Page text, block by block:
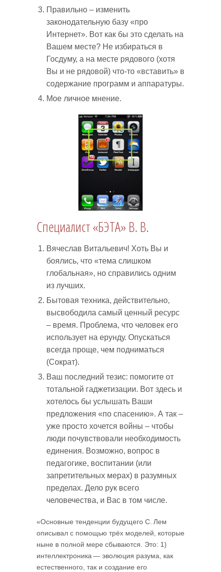
Правильно – изменить
законодательную базу «про
Интернет». Вот как бы это сделать на
Вашем месте? Не избираться в
Госдуму, а на месте рядового (хотя
Вы и не рядовой) что-то «вставить» в
содержание программ и аппаратуры.
Мое личное мнение.
Специалист «БЭТА» В. В.
Вячеслав Витальевич! Хоть Вы и
боялись, что «тема слишком
глобальная», но справились одним
из лучших.
Бытовая техника, действительно,
высвободила самый ценный ресурс
– время. Проблема, что человек его
использует на ерунду. Опускаться
всегда проще, чем подниматься
(Сократ).
Ваш последний тезис: помогите от
тотальной гаджетизации. Вот здесь и
хотелось бы услышать Ваши
предложения «по спасению». А так –
уже просто хочется войны – чтобы
люди почувствовали необходимость
единения. Возможно, вопрос в
педагогике, воспитании (или
запретительных мерах) в разумных
пределах. Дело рук всего
человечества, и Вас в том числе.
«Основные тенденции будущего С. Лем
описывал с помощью трёх моделей, которые
ныне в полной мере сбываются. Это: 1)
интеллектроника — эволюция разума, как
естественного, так и создание его